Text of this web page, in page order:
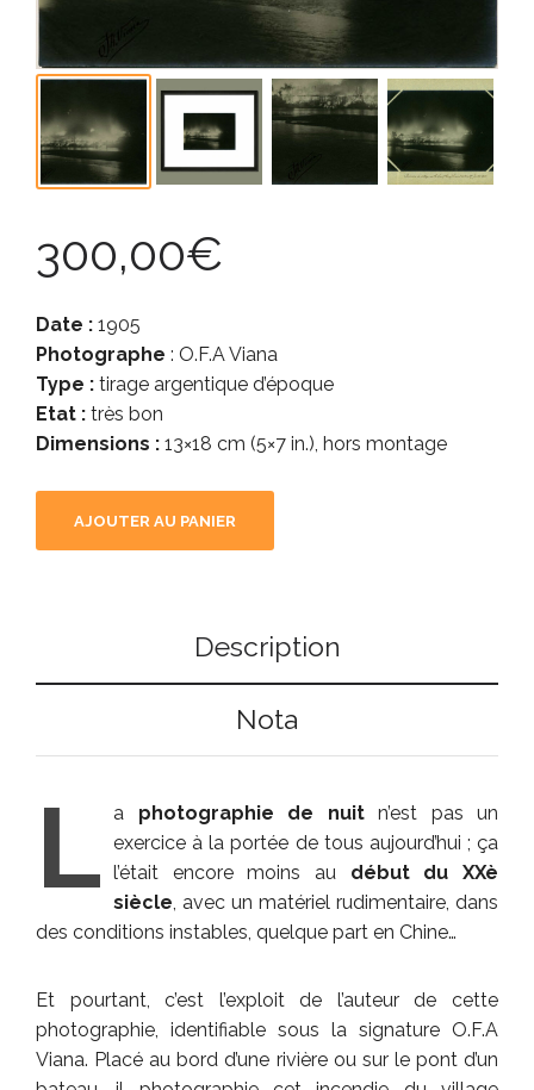
300,00€
Date : 1905
Photographe : O.F.A Viana
Type : tirage argentique d’époque
Etat : très bon
Dimensions : 13×18 cm (5×7 in.), hors montage
AJOUTER AU PANIER
Description
Nota
L a photographie de nuitn’est pas un
exercice à la portée de tous aujourd’hui ; ça
l’était encore moins au début du XXè
siècle , avec un matériel rudimentaire, dans
des conditions instables, quelque part en Chine…
Et pourtant, c’est l’exploit de l’auteur de cette
photographie, identifiable sous la signature O.F.A
Viana. Placé au bord d’une rivière ou sur le pont d’un